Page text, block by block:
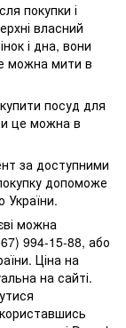
покупки і
власний
і дна, вони
можна мити в
посуд для
це можна в
за доступними
допоможе
України.
можна
994-15-88, або
Ціна на
на сайті.